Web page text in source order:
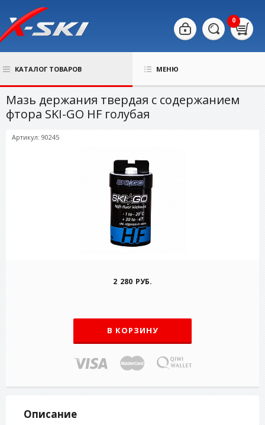
0
КАТАЛОГ ТОВАРОВ МЕНЮ
Мазь держания твердая с содержанием
фтора SKI-GO HF голубая
Артикул: 90245
2 280 РУБ.
В КОРЗИНУ
Описание